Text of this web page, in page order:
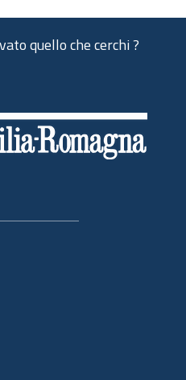
quello che cerchi ?